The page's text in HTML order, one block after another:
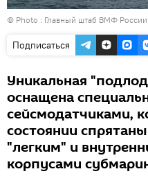
© Photo : Главный штаб ВМФ России
Подписаться
Уникальная
оснащена
сейсмодатчиками,
состоянии
"легким" и
корпусами